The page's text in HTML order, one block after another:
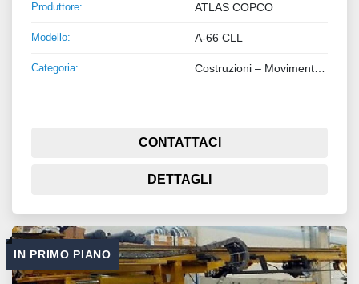
Produttore: ATLAS COPCO
Modello: A-66 CLL
Categoria: Costruzioni – Movimento Terra – Sollevamento
CONTATTACI
DETTAGLI
IN PRIMO PIANO